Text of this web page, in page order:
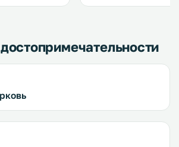
обустроена бесплатная